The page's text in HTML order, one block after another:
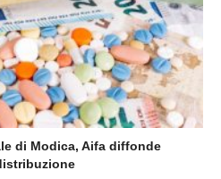
di Modica, Aifa diffonde